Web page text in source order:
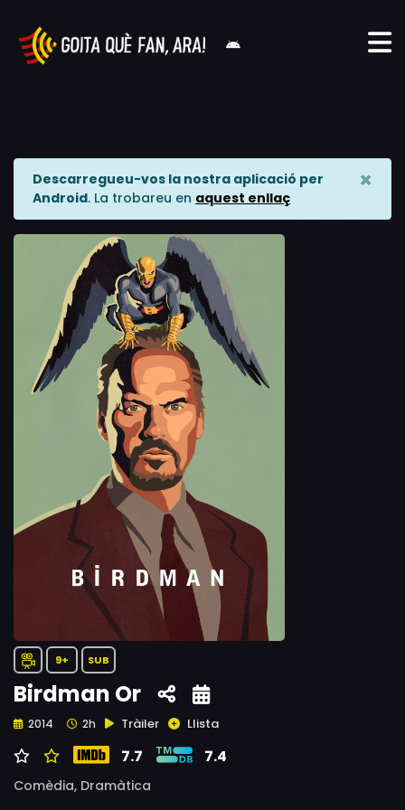
Descarregueu-vos la nostra aplicació per
Android. La trobareu en aquest enllaç
×
9+ SUB
Birdman Or
2014 2h Tràiler Llista
7.7 7.4
Comèdia, Dramàtica